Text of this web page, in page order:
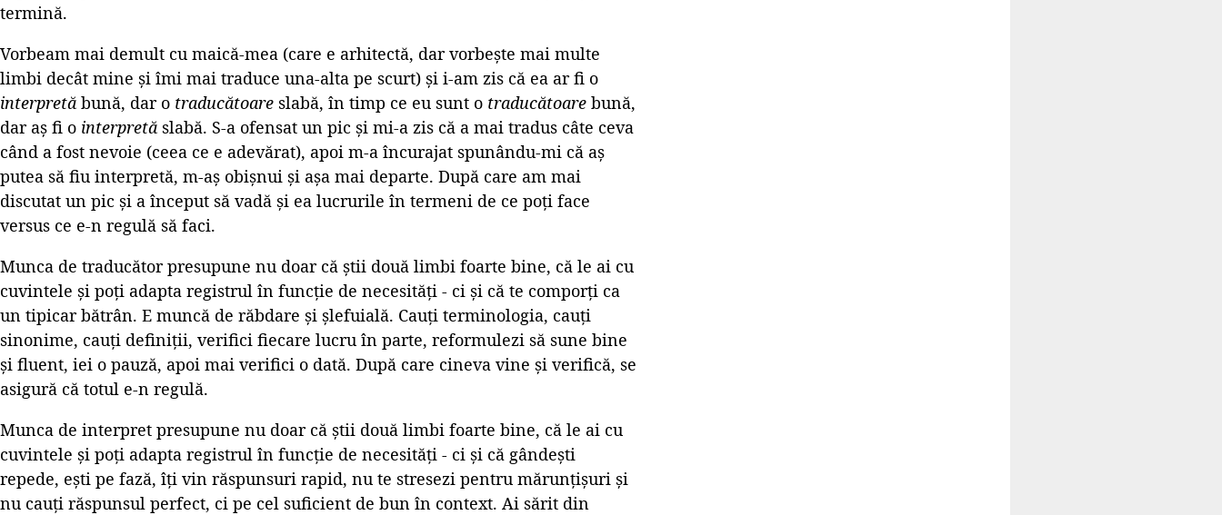
termină.
Vorbeam mai demult cu maică-mea (care e arhitectă, dar vorbește mai multe
limbi decât mine și îmi mai traduce una-alta pe scurt) și i-am zis că ea ar fi o
interpretă bună, dar o traducătoare slabă, în timp ce eu sunt o traducătoare bună,
dar aș fi o interpretă slabă. S-a ofensat un pic și mi-a zis că a mai tradus câte ceva
când a fost nevoie (ceea ce e adevărat), apoi m-a încurajat spunându-mi că aș
putea să fiu interpretă, m-aș obișnui și așa mai departe. După care am mai
discutat un pic și a început să vadă și ea lucrurile în termeni de ce poți face
versus ce e-n regulă să faci.
Munca de traducător presupune nu doar că știi două limbi foarte bine, că le ai cu
cuvintele și poți adapta registrul în funcție de necesități - ci și că te comporți ca
un tipicar bătrân. E muncă de răbdare și șlefuială. Cauți terminologia, cauți
sinonime, cauți definiții, verifici fiecare lucru în parte, reformulezi să sune bine
și fluent, iei o pauză, apoi mai verifici o dată. După care cineva vine și verifică, se
asigură că totul e-n regulă.
Munca de interpret presupune nu doar că știi două limbi foarte bine, că le ai cu
cuvintele și poți adapta registrul în funcție de necesități - ci și că gândești
repede, ești pe fază, îți vin răspunsuri rapid, nu te stresezi pentru mărunțișuri și
nu cauți răspunsul perfect, ci pe cel suficient de bun în context. Ai sărit din